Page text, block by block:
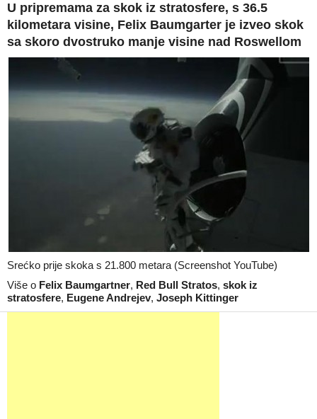
U pripremama za skok iz stratosfere, s 36.5
kilometara visine, Felix Baumgarter je izveo skok
sa skoro dvostruko manje visine nad Roswellom
Srećko prije skoka s 21.800 metara (Screenshot YouTube)
Više o Felix Baumgartner, Red Bull Stratos, skok iz
stratosfere, Eugene Andrejev, Joseph Kittinger